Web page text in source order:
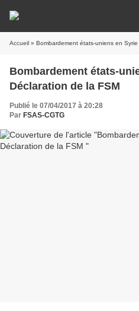
Accueil » Bombardement états-uniens en
Bombardement états-
Déclaration de la FSM
Publié le 07/04/2017 à 20:28
Par FSAS-CGTG